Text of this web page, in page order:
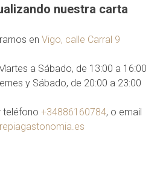
nuestra carta
en Vigo, calle Carral 9
a Sábado, de 13:00 a 16:00
y Sábado, de 20:00 a 23:00
teléfono +34886160784, o email